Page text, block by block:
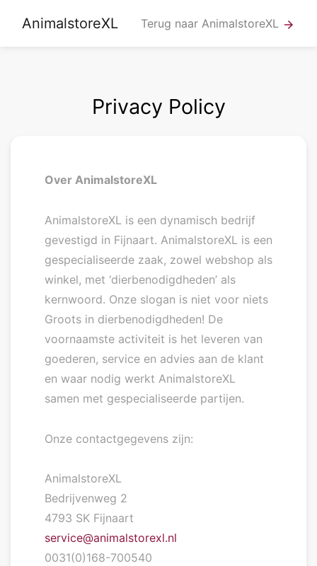
AnimalstoreXL Terug naar AnimalstoreXL arrow_forward
Privacy Policy
Over AnimalstoreXL
AnimalstoreXL is een dynamisch bedrijf
gevestigd in Fijnaart. AnimalstoreXL is een
gespecialiseerde zaak, zowel webshop als
winkel, met ‘dierbenodigdheden’ als
kernwoord. Onze slogan is niet voor niets
Groots in dierbenodigdheden! De
voornaamste activiteit is het leveren van
goederen, service en advies aan de klant
en waar nodig werkt AnimalstoreXL
samen met gespecialiseerde partijen.
Onze contactgegevens zijn:
AnimalstoreXL
Bedrijvenweg 2
4793 SK Fijnaart
service@animalstorexl.nl
0031(0)168-700540